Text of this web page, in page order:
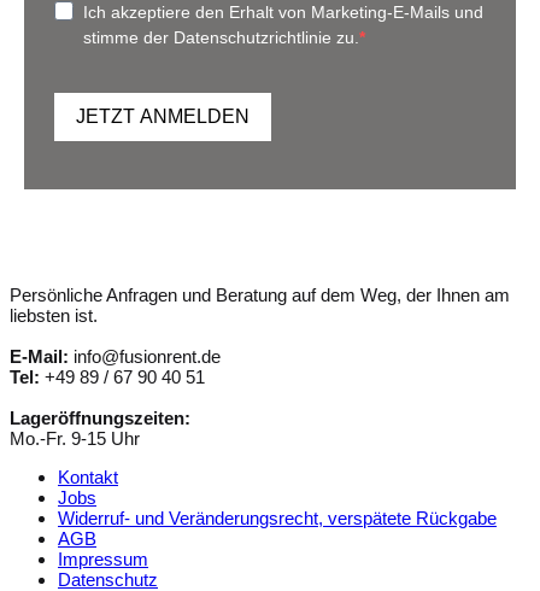
Ich akzeptiere den Erhalt von Marketing-E-Mails und
stimme der Datenschutzrichtlinie zu.
JETZT ANMELDEN
Persönliche Anfragen und Beratung auf dem Weg, der Ihnen am
liebsten ist.
E-Mail: info@fusionrent.de
Tel: +49 89 / 67 90 40 51
Lageröffnungszeiten:
Mo.-Fr. 9-15 Uhr
Kontakt
Jobs
Widerruf- und Veränderungsrecht, verspätete Rückgabe
AGB
Impressum
Datenschutz